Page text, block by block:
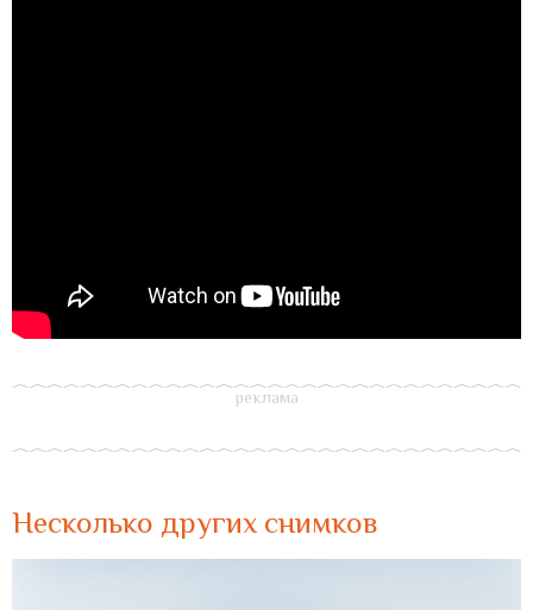
Несколько других снимков